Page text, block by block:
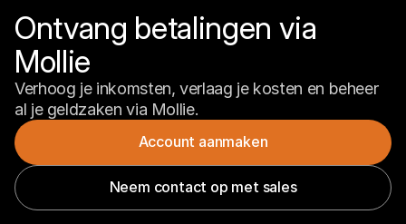
Ontvang betalingen via
Mollie
Verhoog je inkomsten, verlaag je kosten en beheer
al je geldzaken via Mollie.
Account aanmaken
Neem contact op met sales